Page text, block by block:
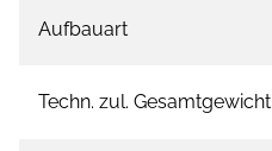
Aufbauart
Techn. zul. Gesamtgewicht